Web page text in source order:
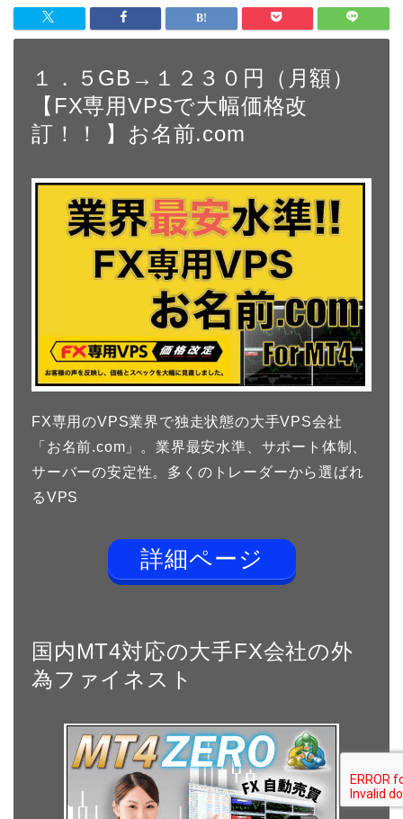
１．５GB→１２３０円（月額）
【FX専用VPSで大幅価格改
訂！！ 】お名前.com
FX専用のVPS業界で独走状態の大手VPS会社
「お名前.com」。業界最安水準、サポート体制、
サーバーの安定性。多くのトレーダーから選ばれ
るVPS
詳細ページ
国内MT4対応の大手FX会社の外
為ファイネスト